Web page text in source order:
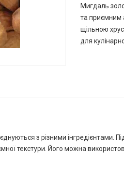
Мигдаль
та приємним
щільною
для
з різними інгредієнтами.
текстури. Його можна